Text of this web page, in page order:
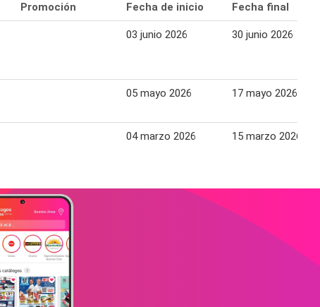
Promoción Fecha de inicio Fecha final
03 junio 2026 30 junio 2026
05 mayo 2026 17 mayo 2026
04 marzo 2026 15 marzo 2026